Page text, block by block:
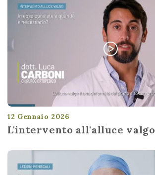
12 Gennaio 2026
L'intervento all'alluce valgo